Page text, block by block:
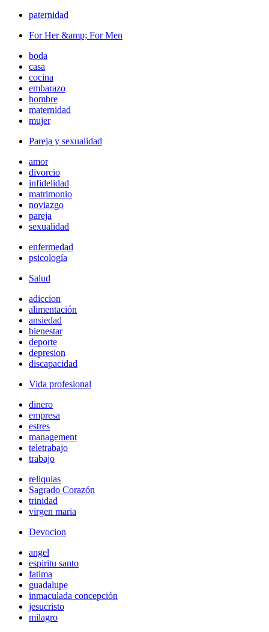
paternidad
For Her &amp; For Men
boda
casa
cocina
embarazo
hombre
maternidad
mujer
Pareja y sexualidad
amor
divorcio
infidelidad
matrimonio
noviazgo
pareja
sexualidad
enfermedad
psicología
Salud
adiccion
alimentación
ansiedad
bienestar
deporte
depresion
discapacidad
Vida profesional
dinero
empresa
estres
management
teletrabajo
trabajo
reliquias
Sagrado Corazón
trinidad
virgen maria
Devocion
angel
espiritu santo
fatima
guadalupe
inmaculada concepción
jesucristo
milagro